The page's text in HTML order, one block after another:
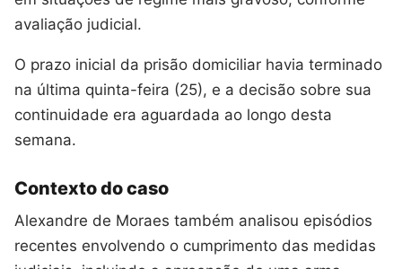
avaliação judicial.
O prazo inicial da prisão domiciliar havia terminado
na última quinta-feira (25), e a decisão sobre sua
continuidade era aguardada ao longo desta
semana.
Contexto do caso
Alexandre de Moraes também analisou episódios
recentes envolvendo o cumprimento das medidas